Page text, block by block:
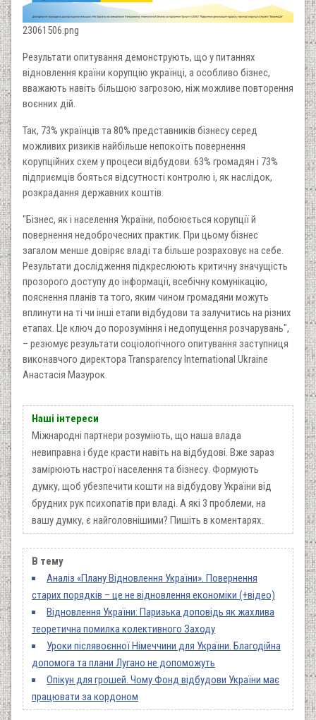
23061506.png
Результати опитування демонструють, що у питаннях
відновлення країни корупцію українці, а особливо бізнес,
вважають навіть більшою загрозою, ніж можливе повторення
воєнних дій.
Так, 73% українців та 80% представників бізнесу серед
можливих ризиків найбільше непокоїть повернення
корупційних схем у процеси відбудови. 63% громадян і 73%
підприємців бояться відсутності контролю і, як наслідок,
розкрадання державних коштів.
"Бізнес, як і населення України, побоюється корупції й
повернення недоброчесних практик. При цьому бізнес
загалом менше довіряє владі та більше розраховує на себе.
Результати дослідження підкреслюють критичну значущість
прозорого доступу до інформації, всебічну комунікацію,
пояснення планів та того, яким чином громадяни можуть
вплинути на ті чи інші етапи відбудови та залучитись на різних
етапах. Це ключ до порозуміння і недопущення розчарувань",
– резюмує результати соціологічного опитування заступниця
виконавчого директора Transparency International Ukraine
Анастасія Мазурок.
Наші інтереси
Міжнародні партнери розуміють, що наша влада
невиправна і буде красти навіть на відбудові. Вже зараз
замірюють настрої населення та бізнесу. Формують
думку, щоб убезпечити кошти на відбудову України від
брудних рук психопатів при владі. А які 3 проблеми, на
вашу думку, є найголовнішими? Пишіть в коментарях.
В тему
Аналіз «Плану Відновлення України». Повернення
старих порядків – це не відновлення економіки (+відео)
Відновлення України: Паризька доповідь як жахлива
теоретична помилка колективного Заходу
Уроки післявоєнної Німеччини для України. Благодійна
допомога та плани Лугано не допоможуть
Опікун для грошей. Чому Фонд відбудови України має
працювати за кордоном